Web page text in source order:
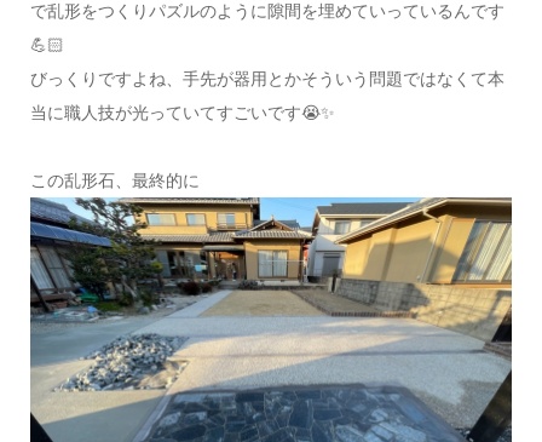
で乱形をつくりパズルのように隙間を埋めていっているんです
💪🏻
びっくりですよね、手先が器用とかそういう問題ではなくて本
当に職人技が光っていてすごいです😭✨
この乱形石、最終的に